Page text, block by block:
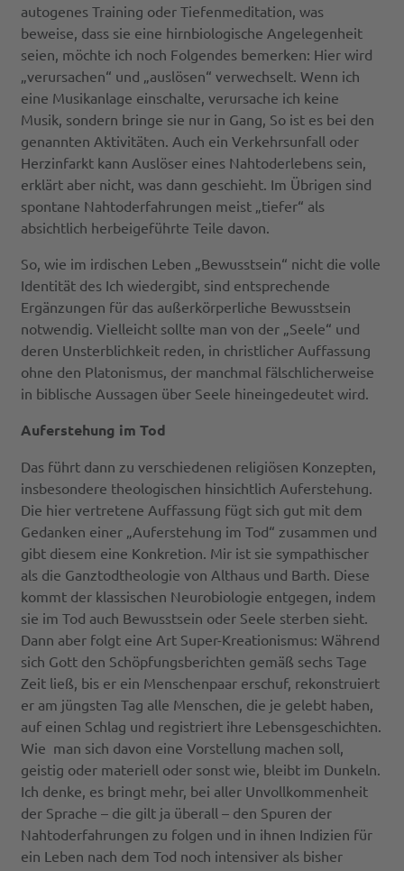
autogenes Training oder Tiefenmeditation, was
beweise, dass sie eine hirnbiologische Angelegenheit
seien, möchte ich noch Folgendes bemerken: Hier wird
„verursachen“ und „auslösen“ verwechselt. Wenn ich
eine Musikanlage einschalte, verursache ich keine
Musik, sondern bringe sie nur in Gang, So ist es bei den
genannten Aktivitäten. Auch ein Verkehrsunfall oder
Herzinfarkt kann Auslöser eines Nahtoderlebens sein,
erklärt aber nicht, was dann geschieht. Im Übrigen sind
spontane Nahtoderfahrungen meist „tiefer“ als
absichtlich herbeigeführte Teile davon.
So, wie im irdischen Leben „Bewusstsein“ nicht die volle
Identität des Ich wiedergibt, sind entsprechende
Ergänzungen für das außerkörperliche Bewusstsein
notwendig. Vielleicht sollte man von der „Seele“ und
deren Unsterblichkeit reden, in christlicher Auffassung
ohne den Platonismus, der manchmal fälschlicherweise
in biblische Aussagen über Seele hineingedeutet wird.
Auferstehung im Tod
Das führt dann zu verschiedenen religiösen Konzepten,
insbesondere theologischen hinsichtlich Auferstehung.
Die hier vertretene Auffassung fügt sich gut mit dem
Gedanken einer „Auferstehung im Tod“ zusammen und
gibt diesem eine Konkretion. Mir ist sie sympathischer
als die Ganztodtheologie von Althaus und Barth. Diese
kommt der klassischen Neurobiologie entgegen, indem
sie im Tod auch Bewusstsein oder Seele sterben sieht.
Dann aber folgt eine Art Super-Kreationismus: Während
sich Gott den Schöpfungsberichten gemäß sechs Tage
Zeit ließ, bis er ein Menschenpaar erschuf, rekonstruiert
er am jüngsten Tag alle Menschen, die je gelebt haben,
auf einen Schlag und registriert ihre Lebensgeschichten.
Wie man sich davon eine Vorstellung machen soll,
geistig oder materiell oder sonst wie, bleibt im Dunkeln.
Ich denke, es bringt mehr, bei aller Unvollkommenheit
der Sprache – die gilt ja überall – den Spuren der
Nahtoderfahrungen zu folgen und in ihnen Indizien für
ein Leben nach dem Tod noch intensiver als bisher